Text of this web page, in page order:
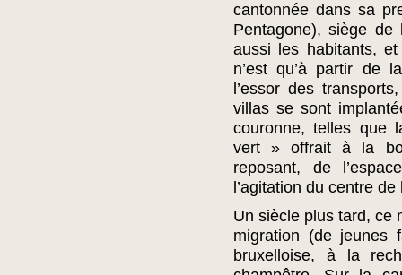
cantonnée dans sa
Pentagone), siège de
aussi les habitants,
n’est qu’à partir de
l’essor des
villas se sont
couronne, telles que
vert » offrait à la
reposant, de
l’agitation du centre
Un siècle plus tard, ce
migration (de jeunes
bruxelloise, à la